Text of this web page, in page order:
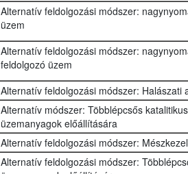
Alternatív feldolgozási módszer:
üzem
Alternatív feldolgozási módszer:
feldolgozó üzem
Alternatív feldolgozási módszer: Halászati
Alternatív módszer: Többlépcsős
üzemanyagok előállítására
Alternatív feldolgozási módszer:
Alternatív feldolgozási módszer: